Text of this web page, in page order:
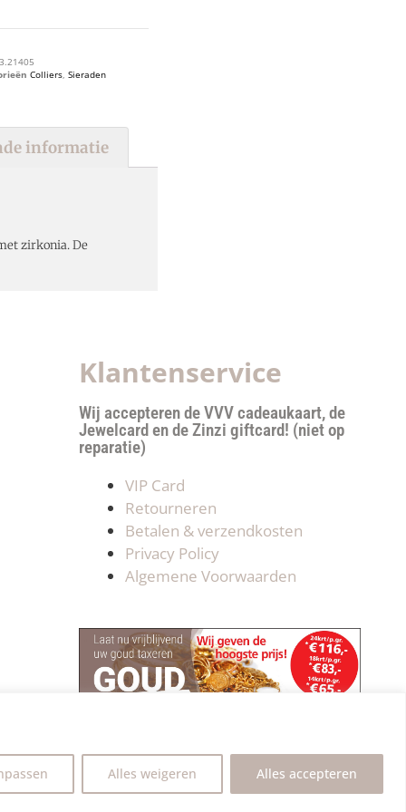
Alles weigeren Alles accepteren
Colliers, Sieraden
informatie
zirkonia. De
Klantenservice
Wij accepteren de VVV cadeaukaart, de
Jewelcard en de Zinzi giftcard! (niet op
reparatie)
VIP Card
Retourneren
Betalen & verzendkosten
Privacy Policy
Algemene Voorwaarden